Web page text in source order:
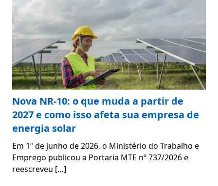
Nova NR-10: o que muda a partir de
2027 e como isso afeta sua empresa de
energia solar
Em 1º de junho de 2026, o Ministério do Trabalho e
Emprego publicou a Portaria MTE nº 737/2026 e
reescreveu […]